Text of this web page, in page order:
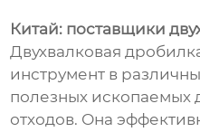
Китай: поставщики
Двухвалковая
инструмент в
полезных ископаемых
отходов. Она